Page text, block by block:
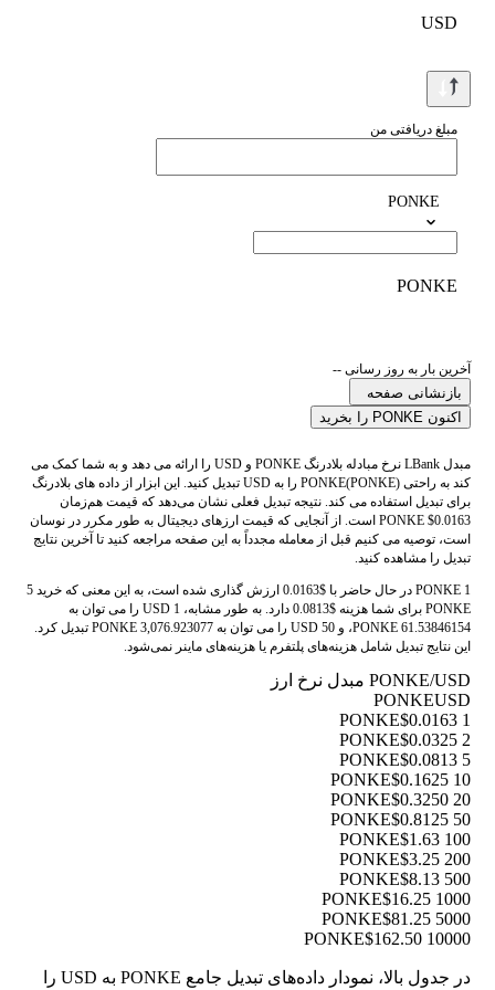
USD
مبلغ دریافتی من
PONKE
PONKE
آخرین بار به روز رسانی --
بازنشانی صفحه
اکنون PONKE را بخرید
مبدل LBank نرخ مبادله بلادرنگ PONKE و USD را ارائه می دهد و به شما کمک می
کند به راحتی PONKE(PONKE) را به USD تبدیل کنید. این ابزار از داده های بلادرنگ
برای تبدیل استفاده می کند. نتیجه تبدیل فعلی نشان می‌دهد که قیمت هم‌زمان
PONKE $0.0163 است. از آنجایی که قیمت ارزهای دیجیتال به طور مکرر در نوسان
است، توصیه می کنیم قبل از معامله مجدداً به این صفحه مراجعه کنید تا آخرین نتایج
تبدیل را مشاهده کنید.
1 PONKE در حال حاضر با $0.0163 ارزش گذاری شده است، به این معنی که خرید 5
PONKE برای شما هزینه $0.0813 دارد. به طور مشابه، 1 USD را می توان به
61.53846154 PONKE، و 50 USD را می توان به 3,076.923077 PONKE تبدیل کرد.
این نتایج تبدیل شامل هزینه‌های پلتفرم یا هزینه‌های ماینر نمی‌شود.
PONKE/USD مبدل نرخ ارز
PONKEUSD
1 PONKE
$0.0163
2 PONKE
$0.0325
5 PONKE
$0.0813
10 PONKE
$0.1625
20 PONKE
$0.3250
50 PONKE
$0.8125
100 PONKE
$1.63
200 PONKE
$3.25
500 PONKE
$8.13
1000 PONKE
$16.25
5000 PONKE
$81.25
10000 PONKE
$162.50
در جدول بالا، نمودار داده‌های تبدیل جامع PONKE به USD را